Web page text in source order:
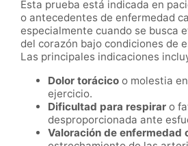
Esta prueba está indicada en
o antecedentes de enfermedad
especialmente cuando se busca
del corazón bajo condiciones de
Las principales indicaciones
Dolor torácico o molestia
ejercicio.
Dificultad para respirar o
desproporcionada ante
Valoración de enfermedad